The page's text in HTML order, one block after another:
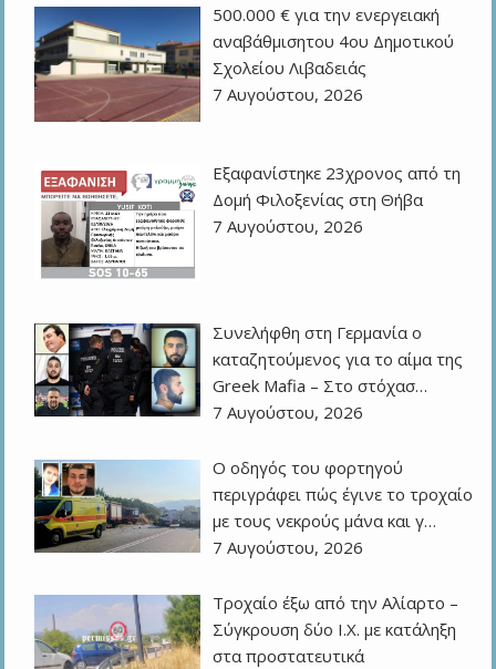
500.000 € για την ενεργειακή
αναβάθμισητου 4ου Δημοτικού
Σχολείου Λιβαδειάς
7 Αυγούστου, 2026
Εξαφανίστηκε 23χρονος από τη
Δομή Φιλοξενίας στη Θήβα
7 Αυγούστου, 2026
Συνελήφθη στη Γερμανία ο
καταζητούμενος για το αίμα της
Greek Mafia – Στο στόχασ…
7 Αυγούστου, 2026
Ο οδηγός του φορτηγού
περιγράφει πώς έγινε το τροχαίο
με τους νεκρούς μάνα και γ…
7 Αυγούστου, 2026
Τροχαίο έξω από την Αλίαρτο –
Σύγκρουση δύο Ι.Χ. με κατάληξη
στα προστατευτικά